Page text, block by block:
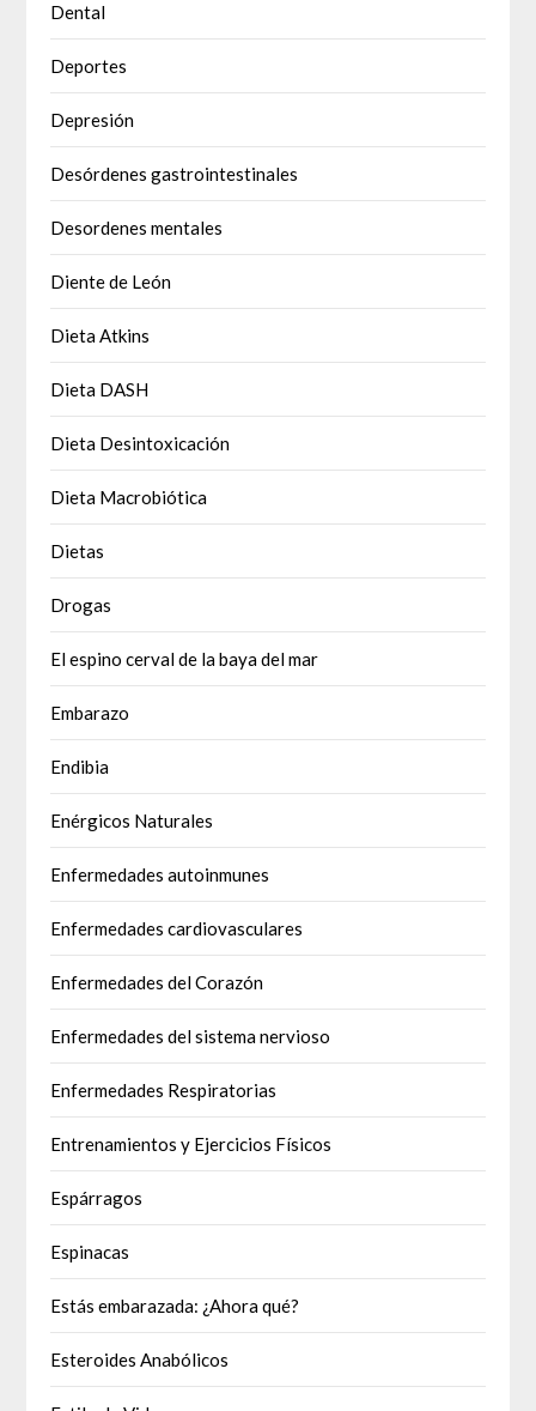
Dental
Deportes
Depresión
Desórdenes gastrointestinales
Desordenes mentales
Diente de León
Dieta Atkins
Dieta DASH
Dieta Desintoxicación
Dieta Macrobiótica
Dietas
Drogas
El espino cerval de la baya del mar
Embarazo
Endibia
Enérgicos Naturales
Enfermedades autoinmunes
Enfermedades cardiovasculares
Enfermedades del Corazón
Enfermedades del sistema nervioso
Enfermedades Respiratorias
Entrenamientos y Ejercicios Físicos
Espárragos
Espinacas
Estás embarazada: ¿Ahora qué?
Esteroides Anabólicos